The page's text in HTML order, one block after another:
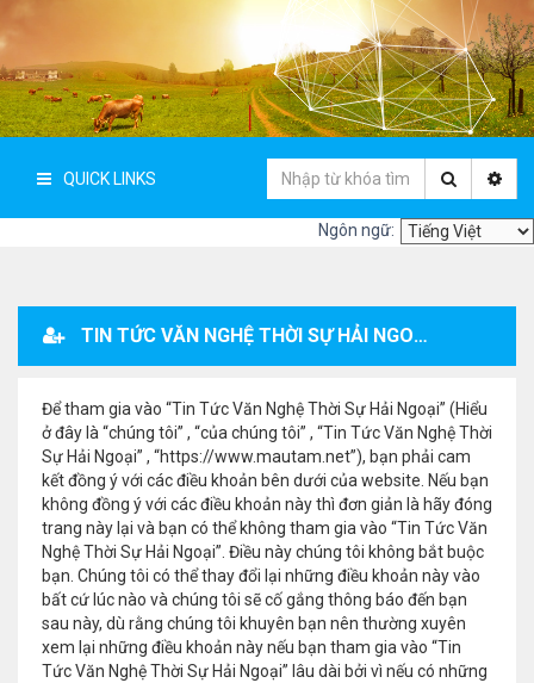
QUICK LINKS
Ngôn ngữ:
TIN TỨC VĂN NGHỆ THỜI SỰ HẢI NGOẠI - ĐĂNG KÝ THÀNH VIÊN
Để tham gia vào “Tin Tức Văn Nghệ Thời Sự Hải Ngoại” (Hiểu
ở đây là “chúng tôi” , “của chúng tôi” , “Tin Tức Văn Nghệ Thời
Sự Hải Ngoại” , “https://www.mautam.net”), bạn phải cam
kết đồng ý với các điều khoản bên dưới của website. Nếu bạn
không đồng ý với các điều khoản này thì đơn giản là hãy đóng
trang này lại và bạn có thể không tham gia vào “Tin Tức Văn
Nghệ Thời Sự Hải Ngoại”. Điều này chúng tôi không bắt buộc
bạn. Chúng tôi có thể thay đổi lại những điều khoản này vào
bất cứ lúc nào và chúng tôi sẽ cố gắng thông báo đến bạn
sau này, dù rằng chúng tôi khuyên bạn nên thường xuyên
xem lại những điều khoản này nếu bạn tham gia vào “Tin
Tức Văn Nghệ Thời Sự Hải Ngoại” lâu dài bởi vì nếu có những